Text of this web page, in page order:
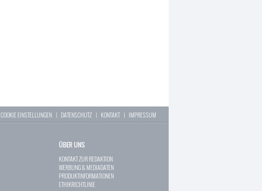
COOKIE EINSTELLUNGEN | DATENSCHUTZ | KONTAKT| IMPRESSUM
ÜBER UNS
KONTAKT ZUR REDAKTION
WERBUNG & MEDIADATEN
PRODUKTINFORMATIONEN
ETHIKRICHTLINIE